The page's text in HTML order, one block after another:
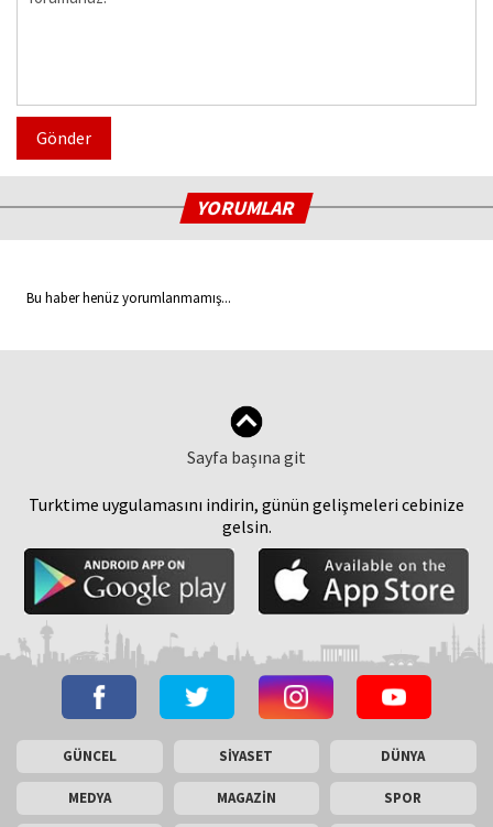
Gönder
YORUMLAR
Bu haber henüz yorumlanmamış...
Sayfa başına git
Turktime uygulamasını indirin, günün gelişmeleri cebinize
gelsin.
GÜNCEL SİYASET DÜNYA
MEDYA MAGAZİN SPOR